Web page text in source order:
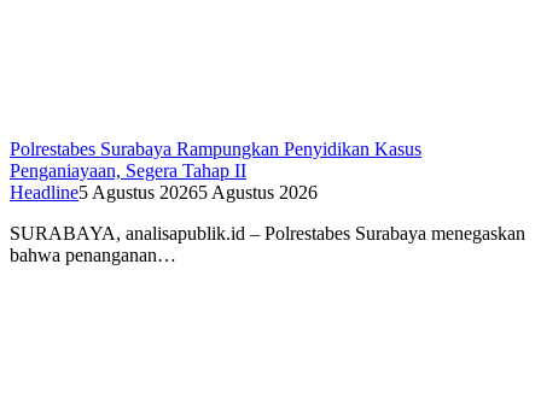
Polrestabes Surabaya Rampungkan Penyidikan Kasus
Penganiayaan, Segera Tahap II
Headline5 Agustus 20265 Agustus 2026
SURABAYA, analisapublik.id – Polrestabes Surabaya menegaskan
bahwa penanganan…